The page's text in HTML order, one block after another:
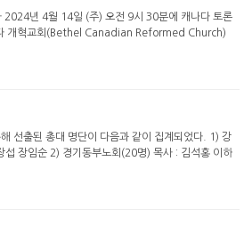
2024년 4월 14일 (주) 오전 9시 30분에 캐나다 토론
개혁교회(Bethel Canadian Reformed Church)
선출된 총대 명단이 다음과 같이 집계되었다. 1) 강
장임순 2) 경기동부노회(20명) 목사 : 김석홍 이하